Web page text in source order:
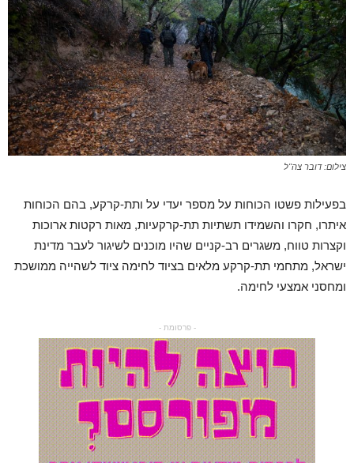
צילום: דובר צה"ל
בפעילות פשטו הכוחות על מספר יעדי על ותת-קרקע, בהם הכוחות
איתרו, חקרו והשמידו תשתיות תת-קרקעיות, מאות רקטות ארוכות
וקצרות טווח, משגרים רב-קניים שהיו מוכנים לשיגור לעבר מדינת
ישראל, מתחמי תת-קרקע מלאים בציוד לחימה ציוד לשהייה ממושכת
ומחסני אמצעי לחימה.
- פרסומת -